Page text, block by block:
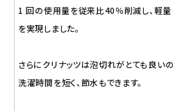
1 回の使用量を従来比40％削減し、軽量
を実現しました。
さらにクリナッツは泡切れがとても良い
洗濯時間を短く、節水もできます。